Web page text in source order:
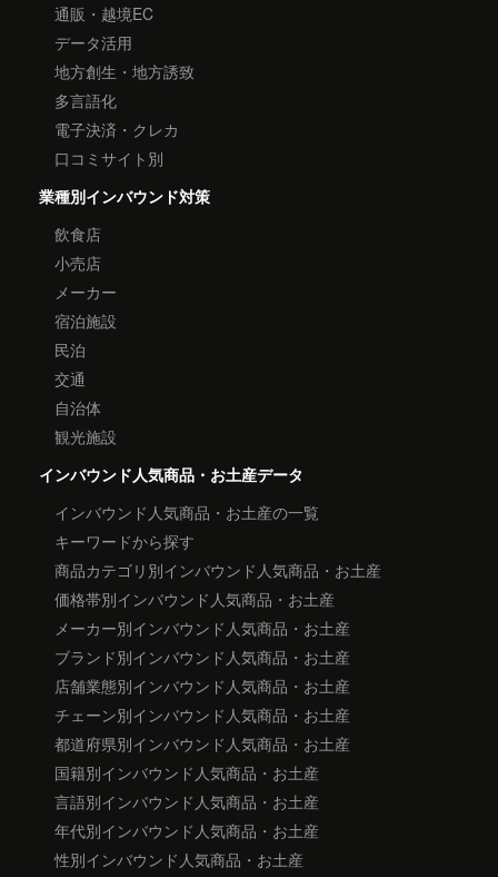
通販・越境EC
データ活用
地方創生・地方誘致
多言語化
電子決済・クレカ
口コミサイト別
業種別インバウンド対策
飲食店
小売店
メーカー
宿泊施設
民泊
交通
自治体
観光施設
インバウンド人気商品・お土産データ
インバウンド人気商品・お土産の一覧
キーワードから探す
商品カテゴリ別インバウンド人気商品・お土産
価格帯別インバウンド人気商品・お土産
メーカー別インバウンド人気商品・お土産
ブランド別インバウンド人気商品・お土産
店舗業態別インバウンド人気商品・お土産
チェーン別インバウンド人気商品・お土産
都道府県別インバウンド人気商品・お土産
国籍別インバウンド人気商品・お土産
言語別インバウンド人気商品・お土産
年代別インバウンド人気商品・お土産
性別インバウンド人気商品・お土産